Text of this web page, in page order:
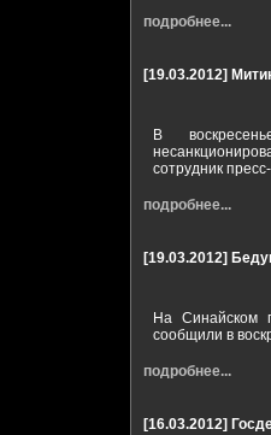
подробнее...
[19.03.2012]
В
сотрудник
подробнее...
[19.03.2012]
На Синайском
сообщили в
подробнее...
[16.03.2012]